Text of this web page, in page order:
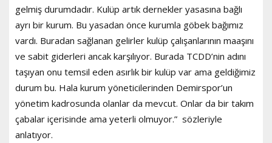
gelmiş durumdadır. Kulüp artık dernekler yasasına bağlı
ayrı bir kurum. Bu yasadan önce kurumla göbek bağımız
vardı. Buradan sağlanan gelirler kulüp çalışanlarının maaşını
ve sabit giderleri ancak karşılıyor. Burada TCDD’nin adını
taşıyan onu temsil eden asırlık bir kulüp var ama geldiğimiz
durum bu. Hala kurum yöneticilerinden Demirspor’un
yönetim kadrosunda olanlar da mevcut. Onlar da bir takım
çabalar içerisinde ama yeterli olmuyor.” sözleriyle
anlatıyor.